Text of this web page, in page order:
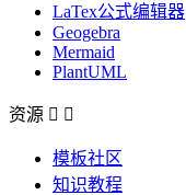
LaTex公式编辑器
Geogebra
Mermaid
PlantUML
资源  
模板社区
知识教程